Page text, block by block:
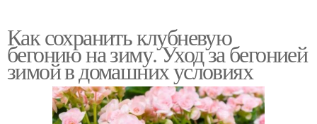
Как сохранить клубневую
бегонию на зиму. Уход за бегонией
зимой в домашних условиях